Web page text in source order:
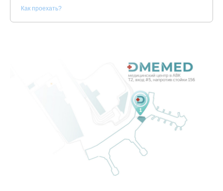
Как проехать?